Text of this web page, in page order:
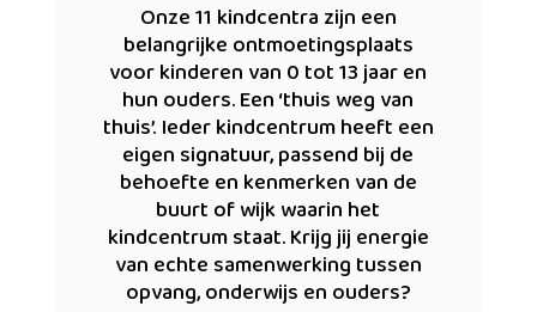
Onze 11 kindcentra zijn een
belangrijke ontmoetingsplaats
voor kinderen van 0 tot 13 jaar en
hun ouders. Een ‘thuis weg van
thuis’. Ieder kindcentrum heeft een
eigen signatuur, passend bij de
behoefte en kenmerken van de
buurt of wijk waarin het
kindcentrum staat. Krijg jij energie
van echte samenwerking tussen
opvang, onderwijs en ouders?